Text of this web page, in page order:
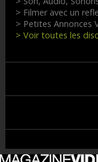
> Filmer avec un
> Petites Annonces
> Voir toutes les